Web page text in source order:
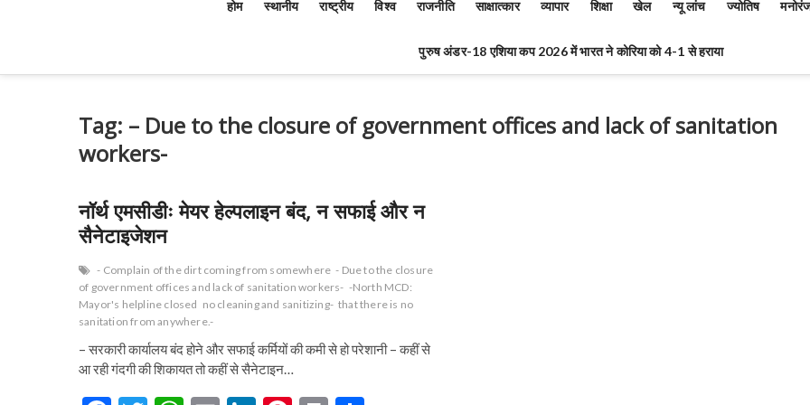
होम स्थानीय राष्ट्रीय विश्व राजनीति साक्षात्कार व्यापार शिक्षा खेल न्यू लांच ज्योतिष
पुरुष अंडर-18 एशिया कप 2026 में भारत ने कोरिया को 4-1 से हराया
Tag: – Due to the closure of government offices and lack of sanitation
workers-
नॉर्थ एमसीडीः मेयर हेल्पलाइन बंद, न सफाई और न
सैनेटाइजेशन
- Complain of the dirt coming from somewhere - Due to the closure
of government offices and lack of sanitation workers- -North MCD:
Mayor's helpline closed no cleaning and sanitizing- that there is no
sanitation from anywhere.-
– सरकारी कार्यालय बंद होने और सफाई कर्मियों की कमी से हो परेशानी – कहीं से
आ रही गंदगी की शिकायत तो कहीं से सैनेटाइन…